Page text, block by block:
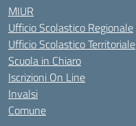
MIUR
Ufficio Scolastico Regionale
Ufficio Scolastico Territoriale
Scuola in Chiaro
Iscrizioni On Line
Invalsi
Comune